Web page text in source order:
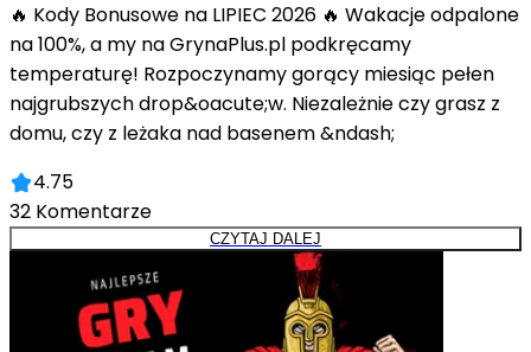
🔥 Kody Bonusowe na LIPIEC 2026 🔥 Wakacje odpalone
na 100%, a my na GrynaPlus.pl podkręcamy
temperaturę! Rozpoczynamy gorący miesiąc pełen
najgrubszych drop&oacute;w. Niezależnie czy grasz z
domu, czy z leżaka nad basenem &ndash;
4.75
32 Komentarze
CZYTAJ DALEJ